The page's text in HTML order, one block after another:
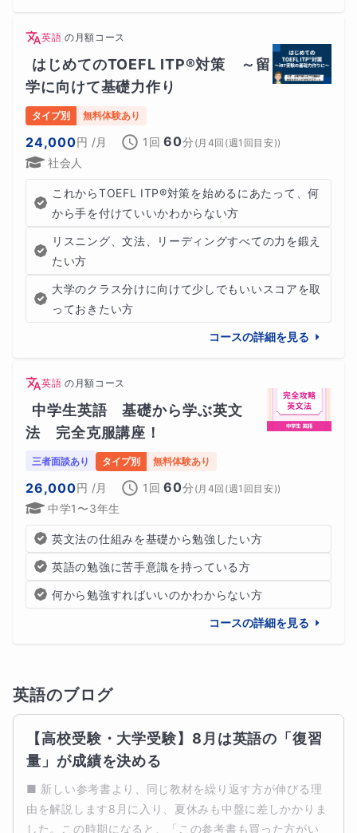
英語 の 月額コース
はじめてのTOEFL ITP®対策　～留
学に向けて基礎力作り
タイプ別 無料体験あり
24,000円 /月 1回 60分 ( 月4回(週1回目安))
社会人
これからTOEFL ITP®対策を始めるにあたって、何
から手を付けていいかわからない方
リスニング、文法、リーディングすべての力を鍛え
たい方
大学のクラス分けに向けて少しでもいいスコアを取
っておきたい方
コースの詳細を見る
英語 の 月額コース
中学生英語　基礎から学ぶ英文
法　完全克服講座！
三者面談あり タイプ別 無料体験あり
26,000円 /月 1回 60分 ( 月4回(週1回目安))
中学1〜3年生
英文法の仕組みを基礎から勉強したい方
英語の勉強に苦手意識を持っている方
何から勉強すればいいのかわからない方
コースの詳細を見る
英語のブログ
【高校受験・大学受験】8月は英語の「復習
量」が成績を決める
■ 新しい参考書より、同じ教材を繰り返す方が伸びる理
由を解説します8月に入り、夏休みも中盤に差しかかりま
した。この時期になると、「この参考書も買った方がい